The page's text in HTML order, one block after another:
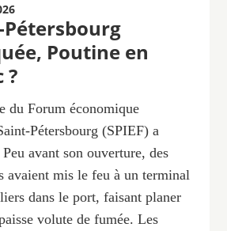
Pétersbourg
Poutine en
?
du Forum économique
Pétersbourg (SPIEF) a
avant son ouverture, des
avaient mis le feu à un terminal
dans le port, faisant planer
volute de fumée. Les